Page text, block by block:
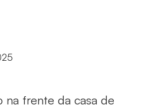
na frente da casa de